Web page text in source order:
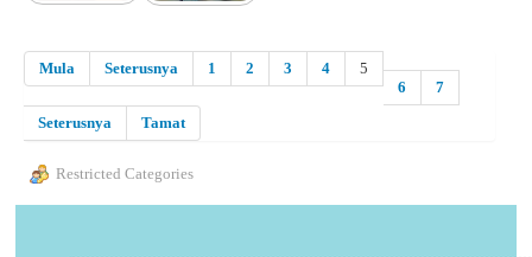
Mula Seterusnya 1 2 3 4
5
6
7
Seterusnya
Tamat
Restricted Categories